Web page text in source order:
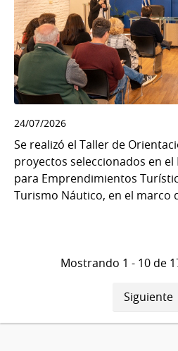
24/07/2026
Se realizó el Taller de
proyectos seleccionados en
para Emprendimientos
Turismo Náutico, en el marco
Mostrando 1 - 10 de
Siguiente
página
Siguiente